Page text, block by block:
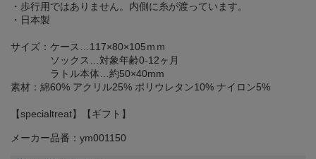
・歩行用ではありません。内側に糸が渡っています。
・日本製
サイズ：ケース…117×80×105ｍｍ
ソックス…対象年齢0-12ヶ月
ラトル本体…約50×40mm
素材：綿60% アクリル25% ポリウレタン10% ナイロン5%
【specialtreat】【ギフト】
メーカー品番：ym001150